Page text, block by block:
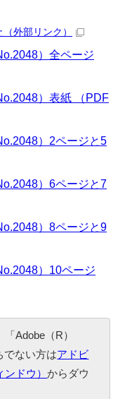
（外部リンク）
）全ページ
）表紙 （PDF
）2ページと5
）6ページと7
）8ページと9
）10ページ
Adobe（R）
でない方はアドビ
ンドウ）からダウ